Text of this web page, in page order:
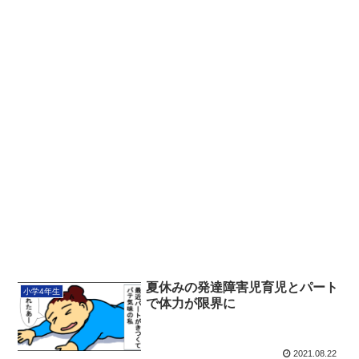
小学4年生
夏休みの発達障害児育児とパート
で体力が限界に
2021.08.22